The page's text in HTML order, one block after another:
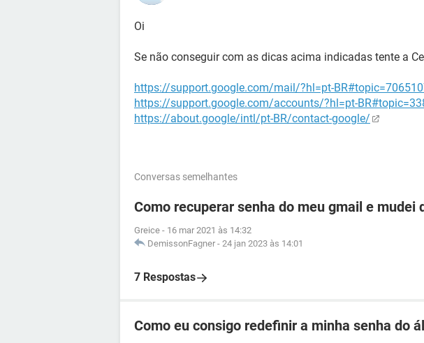
Oi
Se não conseguir com as dicas acima indicadas tente a
https://support.google.com/mail/?hl=pt-
https://support.google.com/accounts/?hl=pt-
https://about.google/intl/pt-BR/contact-google/
Conversas semelhantes
Como recuperar senha do meu gmail e mudei
Greice - 16 mar 2021 às 14:32
DemissonFagner - 24 jan 2023 às 14:01
7 Respostas
Como eu consigo redefinir a minha senha do